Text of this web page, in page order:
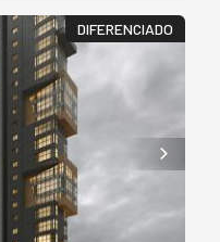
DIFERENCIADO